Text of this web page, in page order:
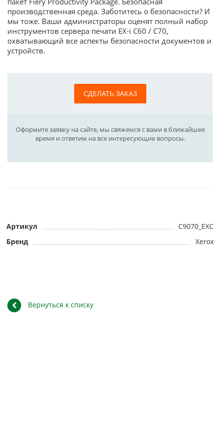
производственная среда. Заботитесь о безопасности? И
мы тоже. Ваши администраторы оценят полный набор
инструментов сервера печати EX-i C60 / C70,
охватывающий все аспекты безопасности документов и
устройств.
СДЕЛАТЬ ЗАКАЗ
Оформите заявку на сайте, мы свяжемся с вами в ближайшее
время и ответим на все интересующие вопросы.
Артикул
C9070_EXC
Бренд
Xerox
Вернуться к списку